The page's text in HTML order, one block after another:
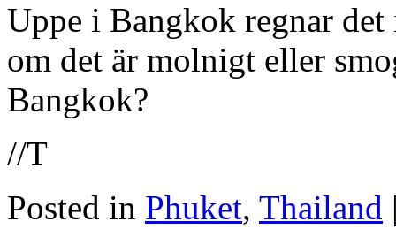
Uppe i Bangkok regnar
om det är molnigt eller
Bangkok?
//T
Posted in Phuket, Thailand